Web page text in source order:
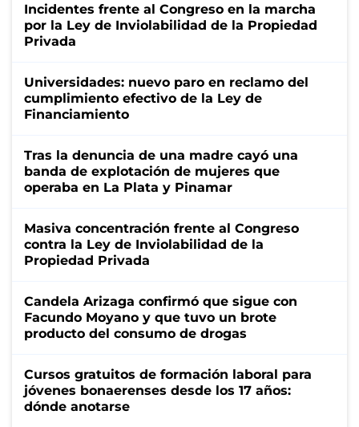
Incidentes frente al Congreso en la marcha
por la Ley de Inviolabilidad de la Propiedad
Privada
Universidades: nuevo paro en reclamo del
cumplimiento efectivo de la Ley de
Financiamiento
Tras la denuncia de una madre cayó una
banda de explotación de mujeres que
operaba en La Plata y Pinamar
Masiva concentración frente al Congreso
contra la Ley de Inviolabilidad de la
Propiedad Privada
Candela Arizaga confirmó que sigue con
Facundo Moyano y que tuvo un brote
producto del consumo de drogas
Cursos gratuitos de formación laboral para
jóvenes bonaerenses desde los 17 años:
dónde anotarse